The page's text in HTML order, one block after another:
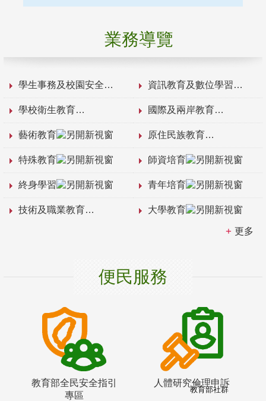
業務導覽
學生事務及校園安全 資訊教育及數位學習
學校衛生教育 國際及兩岸教育
藝術教育 原住民族教育
特殊教育 師資培育
終身學習 青年培育
技術及職業教育 大學教育
更多
便民服務
教育部全民安全指引
專區
人體研究倫理申訴
教育部社群